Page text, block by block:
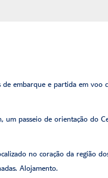
embarque e partida em
passeio de orientação
no coração da região
Alojamento.